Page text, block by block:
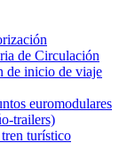
de Circulación
de inicio de viaje
euromodulares
trailers)
turístico